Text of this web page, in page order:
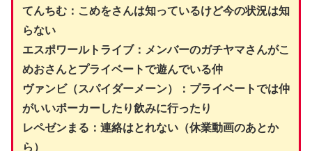
てんちむ：こめをさんは知っているけど今の状況は知
らない
エスポワールトライブ：メンバーのガチヤマさんがこ
めおさんとプライベートで遊んでいる仲
ヴァンビ（スパイダーメーン）：プライベートでは仲
がいいポーカーしたり飲みに行ったり
レペゼンまる：連絡はとれない（休業動画のあとか
ら）